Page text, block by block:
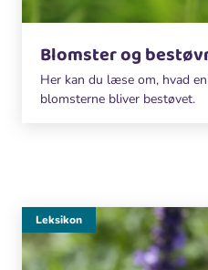
Blomster og
Her kan du læse om, hvad
blomsterne bliver bestøvet.
Leksikon